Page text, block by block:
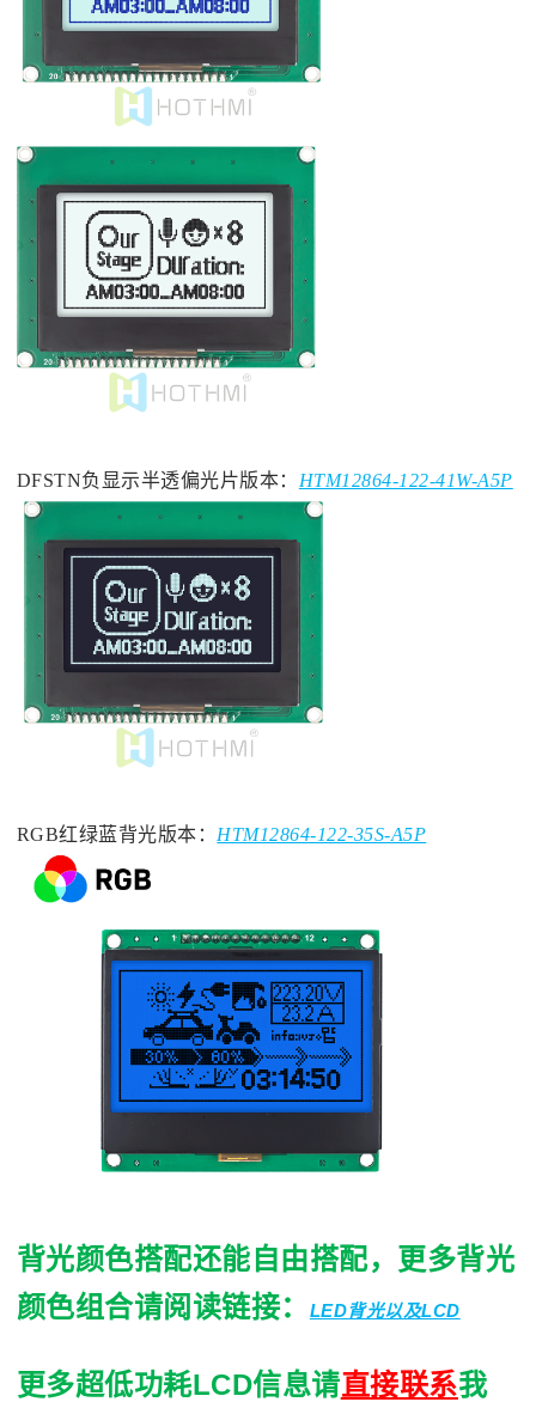
DFSTN负显示半透偏光片版本： HTM12864-122-41W-A5P
RGB红绿蓝背光版本： HTM12864-122-35S-A5P
背光颜色搭配还能自由搭配，更多背光
颜色组合请阅读链接：
LED背光以及LCD
更多超低功耗LCD信息请直接联系我